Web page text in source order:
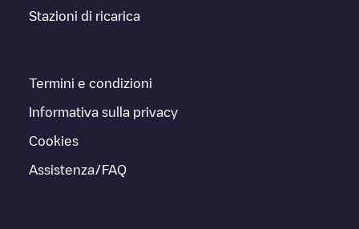
Stazioni di ricarica
Termini e condizioni
Informativa sulla privacy
Cookies
Assistenza/FAQ